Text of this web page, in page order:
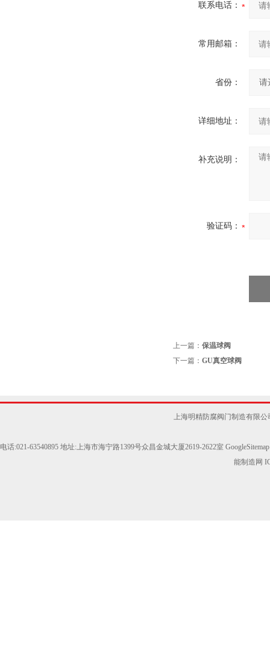
联系电话：
常用邮箱：
省份：
详细地址：
补充说明：
验证码：
上一篇： 保温球阀
下一篇： GU真空球阀
上海明精防腐阀门制造有限
电话:021-63540895 地址:上海市海宁路1399号众昌金城大厦2619-2622室 GoogleSitemap
能制造网